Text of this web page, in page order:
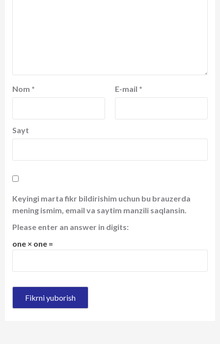
Nom * E-mail *
Sayt
Keyingi marta fikr bildirishim uchun bu brauzerda
mening ismim, email va saytim manzili saqlansin.
Please enter an answer in digits:
one × one =